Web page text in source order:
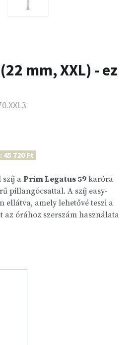
mm, XXL) - ez
720 Ft
szíj a Prim Legatus 59 karóra
pillangócsattal. A szíj easy-
ellátva, amely lehetővé teszi a
az órához szerszám használata